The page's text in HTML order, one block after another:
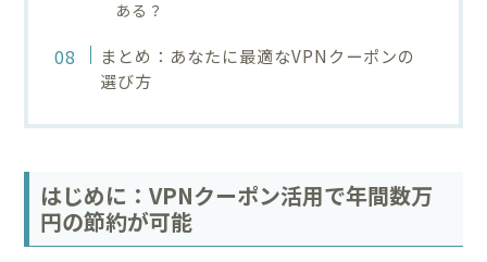
ある？
まとめ：あなたに最適なVPNクーポンの
選び方
はじめに：VPNクーポン活用で年間数万
円の節約が可能